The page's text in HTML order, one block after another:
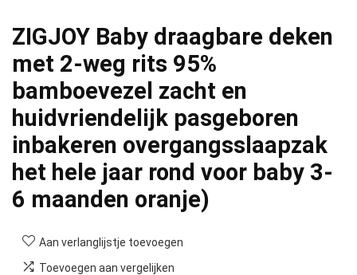
ZIGJOY Baby draagbare deken
met 2-weg rits 95%
bamboevezel zacht en
huidvriendelijk pasgeboren
inbakeren overgangsslaapzak
het hele jaar rond voor baby 3-
6 maanden oranje)
Aan verlanglijstje toevoegen
Toevoegen aan vergelijken